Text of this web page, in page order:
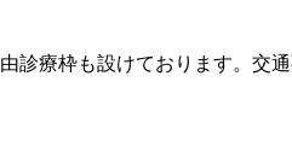
診療枠も設けております。交